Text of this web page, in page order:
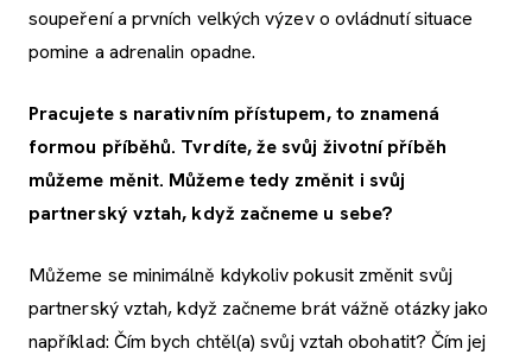
soupeření a prvních velkých výzev o ovládnutí situace
pomine a adrenalin opadne.
Pracujete s narativním přístupem, to znamená
formou příběhů. Tvrdíte, že svůj životní příběh
můžeme měnit. Můžeme tedy změnit i svůj
partnerský vztah, když začneme u sebe?
Můžeme se minimálně kdykoliv pokusit změnit svůj
partnerský vztah, když začneme brát vážně otázky jako
například: Čím bych chtěl(a) svůj vztah obohatit? Čím jej